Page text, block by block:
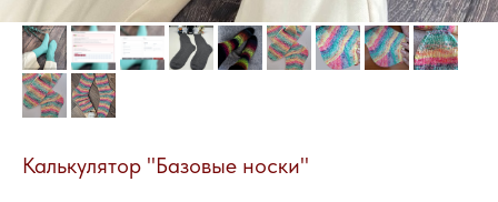
Калькулятор "Базовые носки"